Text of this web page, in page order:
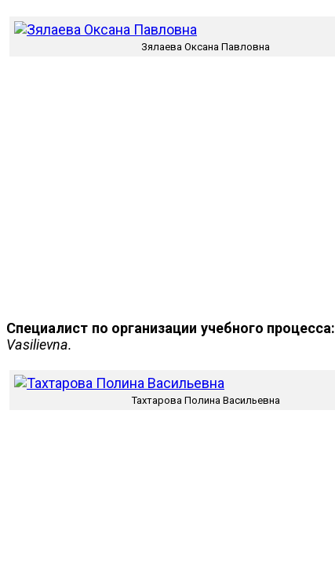
Зялаева Оксана Павловна
Специалист по организации учебного процесса:
Vasilievna.
Тахтарова Полина Васильевна